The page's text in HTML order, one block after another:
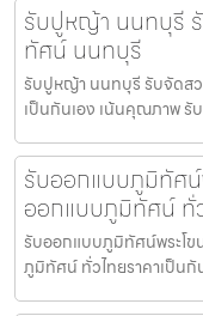
รับปูหญ้า นนทบุรี
ทัศน์ นนทบุรี
รับปูหญ้า นนทบุรี รับจัดส
เป็นกันเอง เน้นคุณภาพ
รับออกแบบภูมิทัศ
ออกแบบภูมิทัศน์ ทั่
รับออกแบบภูมิทัศน์พระโ
ภูมิทัศน์ ทั่วไทยราคาเป็น